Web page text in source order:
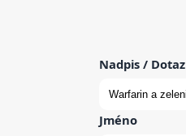
Nadpis / Dotaz
Jméno